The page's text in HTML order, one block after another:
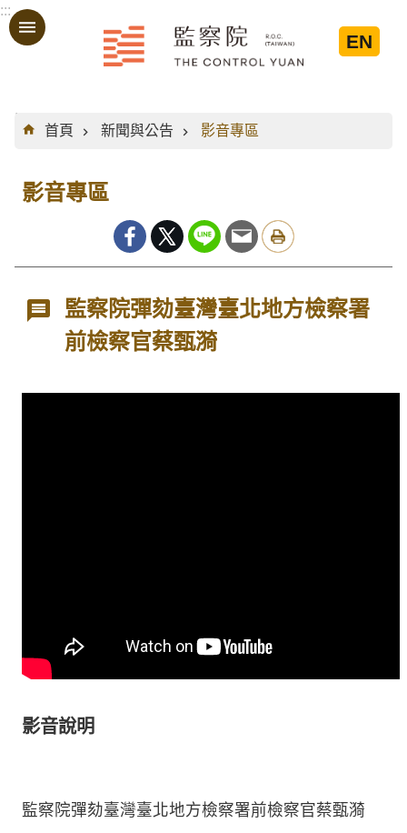
跳到主要內容區塊
:::
EN
:::
首頁
新聞與公告 影音專區
影音專區
監察院彈劾臺灣臺北地方檢察署
前檢察官蔡甄漪
影音說明
監察院彈劾臺灣臺北地方檢察署前檢察官蔡甄漪